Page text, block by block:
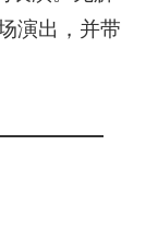
演出，并带